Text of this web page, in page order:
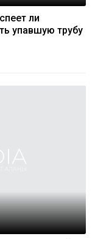
ли
упавшую трубу